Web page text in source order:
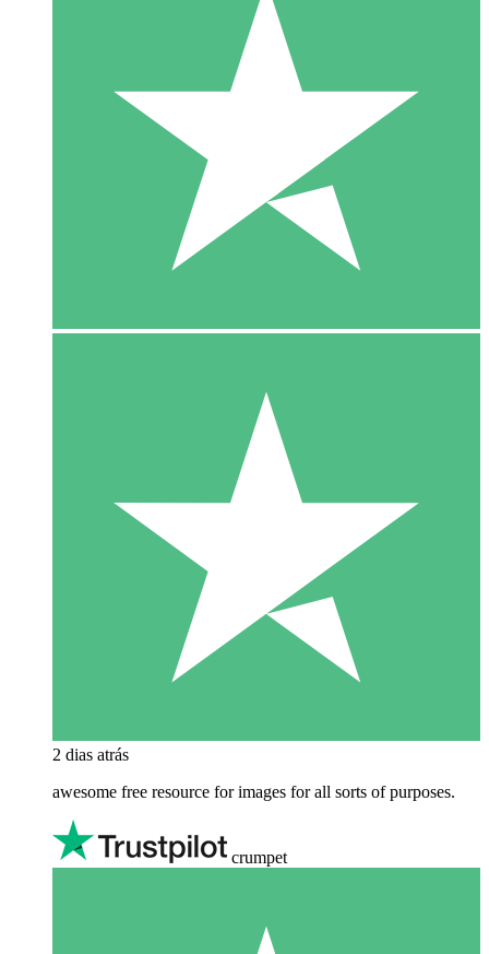
2 dias atrás
awesome free resource for images for all sorts of purposes.
crumpet